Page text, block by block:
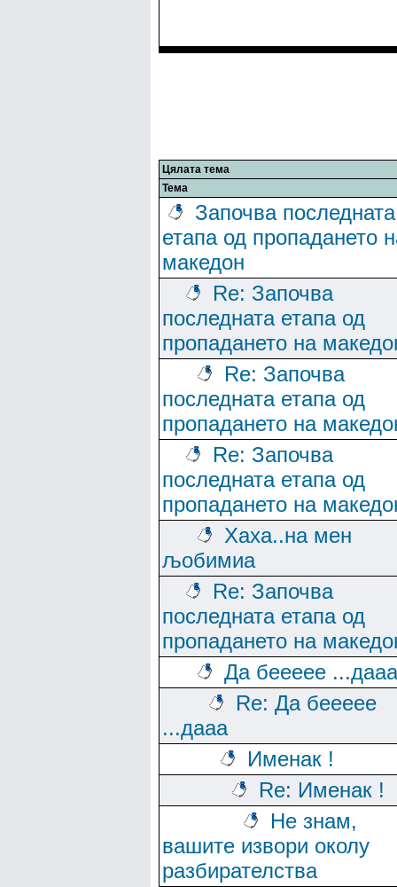
Цялата тема
Тема
Започва последната
етапа од пропадането
македон
Re: Започва
последната етапа од
пропадането на
Re: Започва
последната етапа од
пропадането на
Re: Започва
последната етапа од
пропадането на
Хаха..на мен
љобимиа
Re: Започва
последната етапа од
пропадането на
Да беееее ...дааа
Re: Да беееее
...дааа
Именак !
Re: Именак !
Не знам,
вашите извори околу
разбирателства